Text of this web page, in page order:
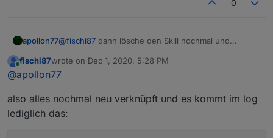
0
apollon77@fischi87 dann lösche den Skill nochmal und
anfrage von iot kommen wenn du devices suchst.
die hab ich bei dir nicht gesehen
Online
fischi87wrote on Dec 1, 2020, 5:28 PM
last edited by
@apollon77
also alles nochmal neu verknüpft und es kommt im log
lediglich das: